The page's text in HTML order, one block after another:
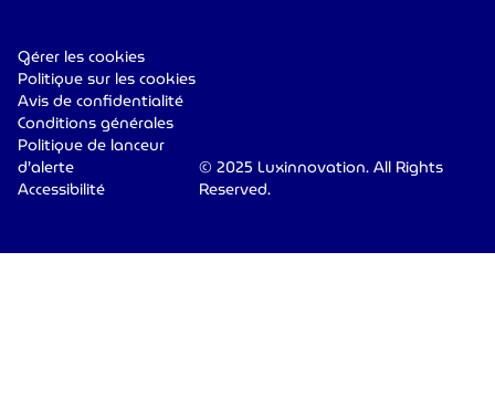
Gérer les cookies
Politique sur les cookies
Avis de confidentialité
Conditions générales
Politique de lanceur
d’alerte
Accessibilité
© 2025 Luxinnovation. All Rights
Reserved.